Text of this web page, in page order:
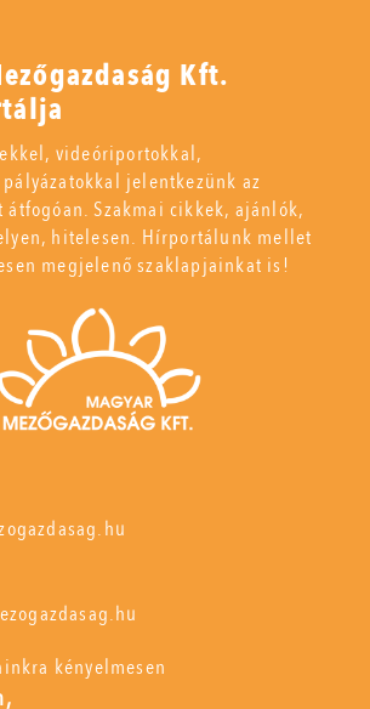
Kft.
videóriportokkal,
jelentkezünk az
Szakmai cikkek, ajánlók,
hitelesen. Hírportálunk mellet
megjelenő szaklapjainkat is!
kényelmesen